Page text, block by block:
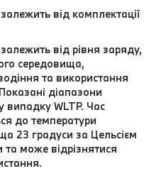
від комплектації
від рівня заряду,
середовища,
та використання
діапазони
WLTP. Час
до температури
23 градуси за Цельсієм
та може відрізнятися